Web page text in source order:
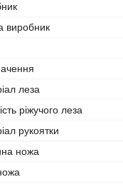
виробник
леза
ріжучого леза
рукоятки
ножа